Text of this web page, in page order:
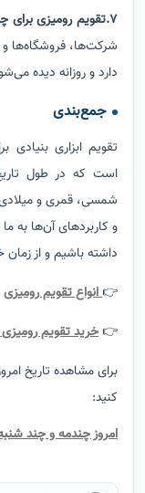
7.تقویم رومیزی برای چه کسانی مناسب است؟
شرکت‌ها، فروشگاه‌ها
دارد و روزانه دیده
جمع‌بندی
تقویم ابزاری
است که در طول
شمسی، قمری و میلادی
و کاربردهای آن‌ها به
داشته باشیم و از
👉انواع تقویم رومیزی
👉خرید تقویم رومیزی
برای مشاهده تاریخ
کنید:
امروز چندمه و چند